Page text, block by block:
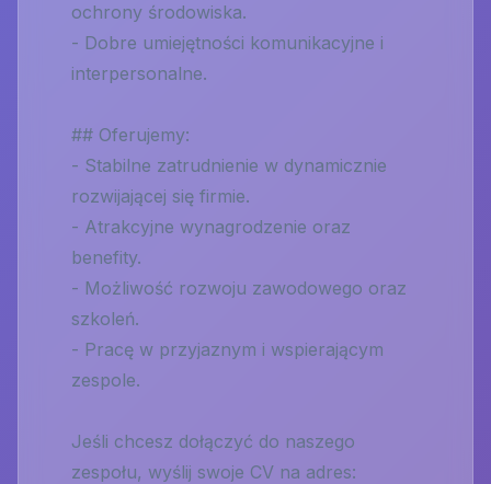
ochrony środowiska.
- Dobre umiejętności komunikacyjne i
interpersonalne.
## Oferujemy:
- Stabilne zatrudnienie w dynamicznie
rozwijającej się firmie.
- Atrakcyjne wynagrodzenie oraz
benefity.
- Możliwość rozwoju zawodowego oraz
szkoleń.
- Pracę w przyjaznym i wspierającym
zespole.
Jeśli chcesz dołączyć do naszego
zespołu, wyślij swoje CV na adres: